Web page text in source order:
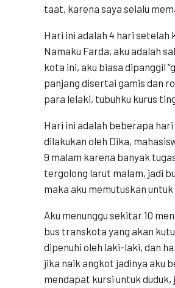
taat, karena saya selalu
Hari ini adalah 4 hari setelah
Namaku Farda, aku adalah
kota ini, aku biasa dipanggil
panjang disertai gamis dan
para lelaki, tubuhku kurus
Hari ini adalah beberapa
dilakukan oleh Dika,
9 malam karena banyak
tergolong larut malam, jadi
maka aku memutuskan
Aku menunggu sekitar 10
bus transkota yang akan
dipenuhi oleh laki-laki, dan
jika naik angkot jadinya aku
mendapat kursi untuk